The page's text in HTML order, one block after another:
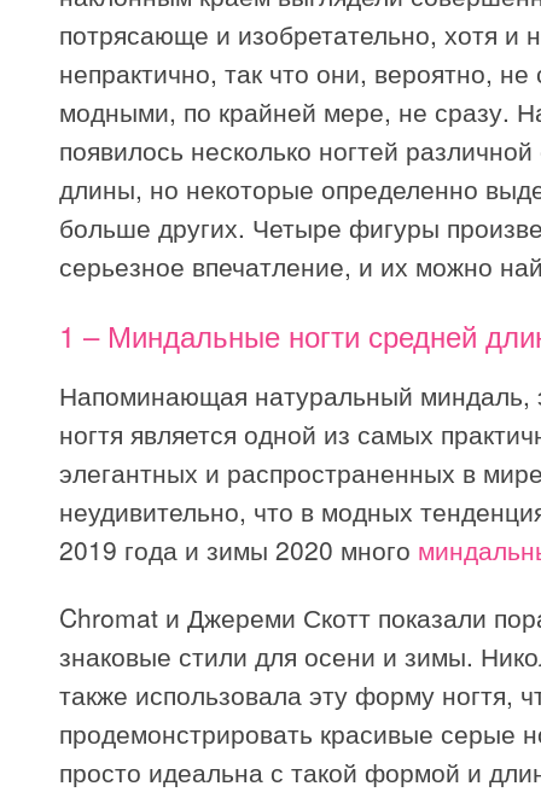
потрясающе и изобретательно, хотя и
непрактично, так что они, вероятно, не
модными, по крайней мере, не сразу.
появилось несколько ногтей
длины, но некоторые определенно
больше других. Четыре фигуры
серьезное впечатление, и их можно
1 – Миндальные ногти средней
Напоминающая натуральный миндаль,
ногтя является одной из самых
элегантных и распространенных в
неудивительно, что в модных
2019 года и зимы 2020 много
Chromat и Джереми Скотт показали
знаковые стили для осени и зимы.
также использовала эту форму ногтя,
продемонстрировать красивые серые
просто идеальна с такой формой и